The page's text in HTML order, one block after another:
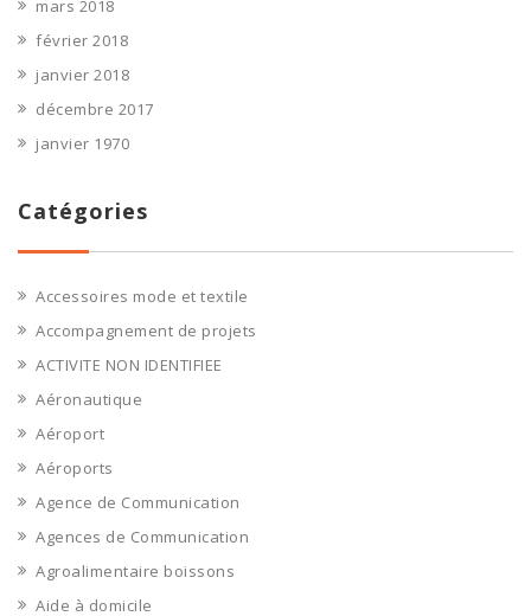
mars 2018
février 2018
janvier 2018
décembre 2017
janvier 1970
Catégories
Accessoires mode et textile
Accompagnement de projets
ACTIVITE NON IDENTIFIEE
Aéronautique
Aéroport
Aéroports
Agence de Communication
Agences de Communication
Agroalimentaire boissons
Aide à domicile